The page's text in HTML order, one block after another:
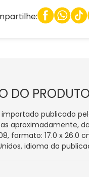
DO PRODUTO
importado publicado
aproximadamente,
formato: 17.0 x 26.0
idioma da